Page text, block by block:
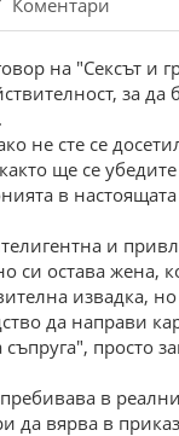
Коментари
на "Сексът
за
не сте се
ще се
в
и
си остава жена,
извадка,
да направи
съпруга", просто
в
да вярва в